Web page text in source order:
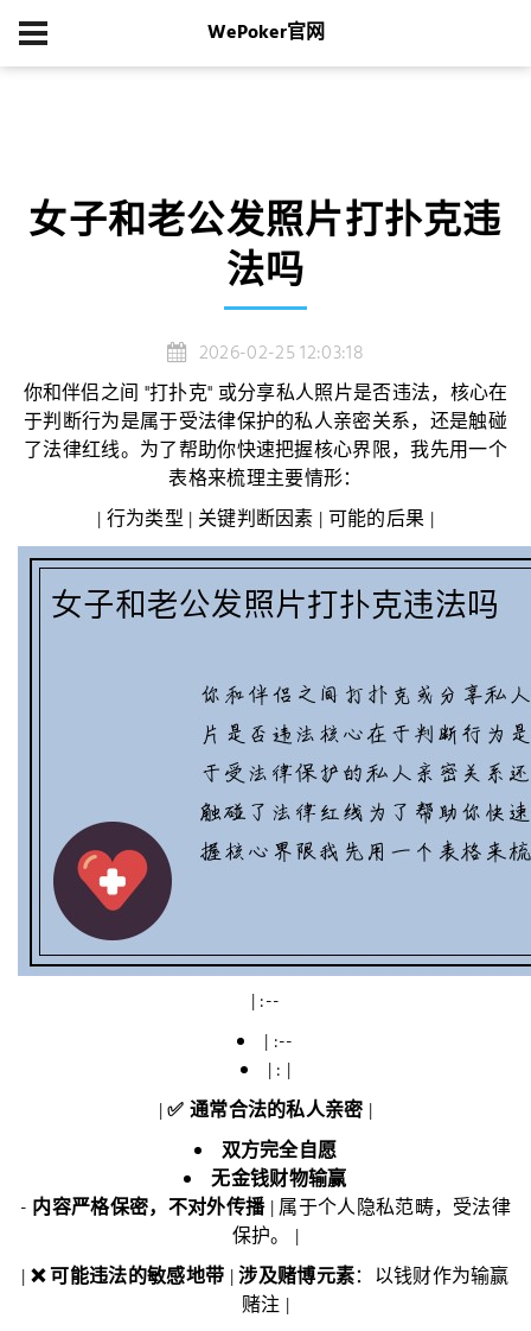
WePoker官网
首页
女子和老公发照片打扑克违
法吗
2026-02-25 12:03:18
你和伴侣之间 "打扑克" 或分享私人照片是否违法，核心在
于判断行为是属于受法律保护的私人亲密关系，还是触碰
了法律红线。为了帮助你快速把握核心界限，我先用一个
表格来梳理主要情形：
| 行为类型 | 关键判断因素 | 可能的后果 |
| :--
| :--
| : |
|✅ 通常合法的私人亲密 |
双方完全自愿
无金钱财物输赢
- 内容严格保密，不对外传播| 属于个人隐私范畴，受法律
保护。 |
|❌ 可能违法的敏感地带 |涉及赌博元素：以钱财作为输赢
赌注 |